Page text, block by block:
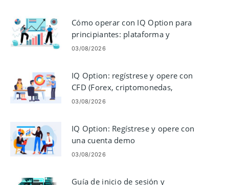
Cómo operar con IQ Option para
principiantes: plataforma y
órdenes
03/08/2026
IQ Option: regístrese y opere con
CFD (Forex, criptomonedas,
acciones)
03/08/2026
IQ Option: Regístrese y opere con
una cuenta demo
03/08/2026
Guía de inicio de sesión y